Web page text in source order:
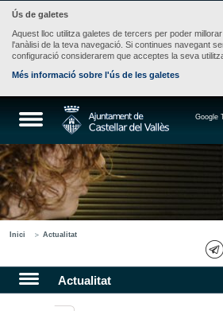
Ús de galetes
Aquest lloc utilitza galetes de tercers per poder
l'anàlisi de la teva navegació. Si continues navegant
configuració considerarem que acceptes la seva
Més informació sobre l'ús de les galetes
Google
Inici Actualitat
Actualitat